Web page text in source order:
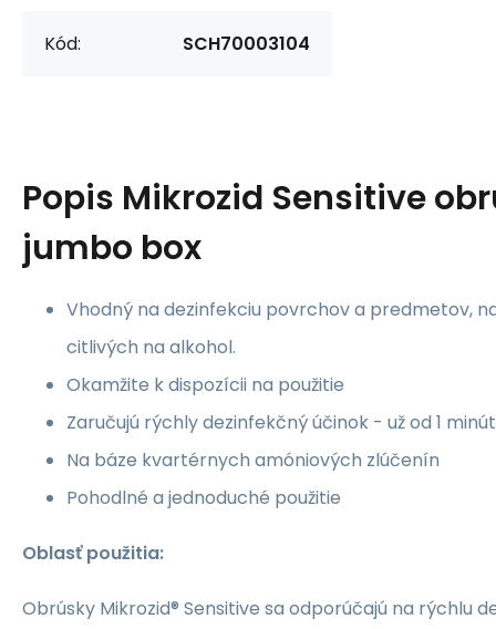
Kód: SCH70003104
Popis Mikrozid Sensitive
jumbo box
Vhodný na dezinfekciu povrchov a predmetov,
citlivých na alkohol.
Okamžite k dispozícii na použitie
Zaručujú rýchly dezinfekčný účinok - už od 1
Na báze kvartérnych amóniových zlúčenín
Pohodlné a jednoduché použitie
Oblasť použitia:
Obrúsky Mikrozid® Sensitive sa odporúčajú na rýchlu